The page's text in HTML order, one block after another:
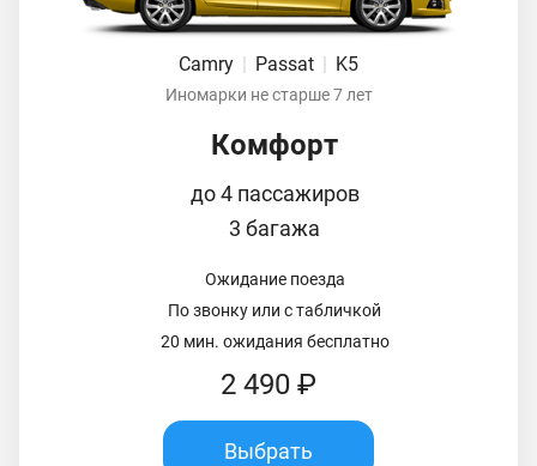
Camry Passat K5
Иномарки не старше 7 лет
Комфорт
до 4 пассажиров
3 багажа
Ожидание поезда
По звонку или с табличкой
20 мин. ожидания бесплатно
2 490 ₽
Выбрать